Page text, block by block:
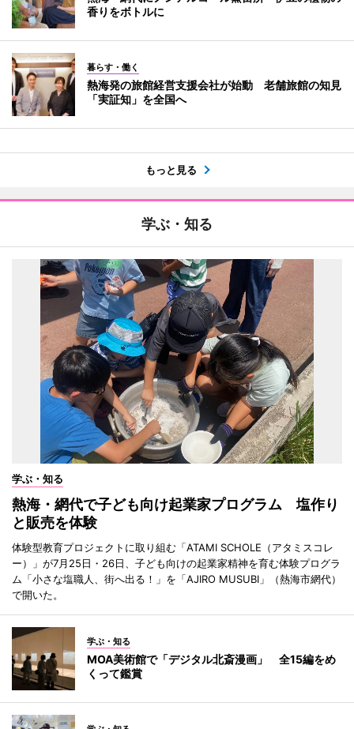
香りをボトルに
暮らす・働く
熱海発の旅館経営支援会社が始動 老舗旅館の知見
「実証知」を全国へ
もっと見る
学ぶ・知る
学ぶ・知る
熱海・網代で子ども向け起業家プログラム 塩作り
と販売を体験
体験型教育プロジェクトに取り組む「ATAMI SCHOLE（アタミスコレ
ー）」が7月25日・26日、子ども向けの起業家精神を育む体験プログラ
ム「小さな塩職人、街へ出る！」を「AJIRO MUSUBI」（熱海市網代）
で開いた。
学ぶ・知る
MOA美術館で「デジタル北斎漫画」 全15編をめ
くって鑑賞